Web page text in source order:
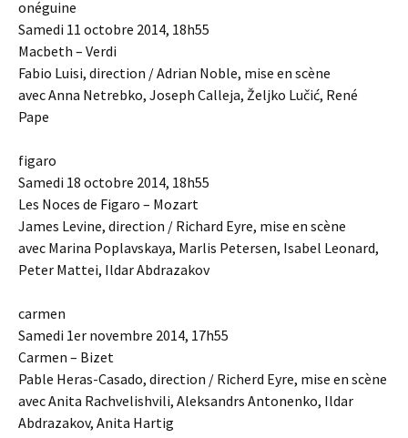
onéguine
Samedi 11 octobre 2014, 18h55
Macbeth – Verdi
Fabio Luisi, direction / Adrian Noble, mise en scène
avec Anna Netrebko, Joseph Calleja, Željko Lučić, René
Pape
figaro
Samedi 18 octobre 2014, 18h55
Les Noces de Figaro – Mozart
James Levine, direction / Richard Eyre, mise en scène
avec Marina Poplavskaya, Marlis Petersen, Isabel Leonard,
Peter Mattei, Ildar Abdrazakov
carmen
Samedi 1er novembre 2014, 17h55
Carmen – Bizet
Pable Heras-Casado, direction / Richerd Eyre, mise en scène
avec Anita Rachvelishvili, Aleksandrs Antonenko, Ildar
Abdrazakov, Anita Hartig